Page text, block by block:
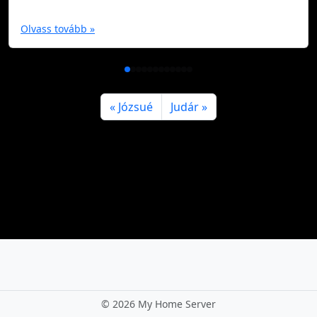
Olvass tovább »
Józsué Judár
© 2026 My Home Server